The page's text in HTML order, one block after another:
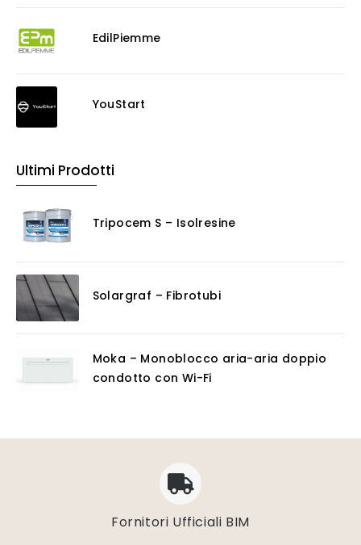
EdilPiemme
YouStart
Ultimi Prodotti
Tripocem S – Isolresine
Solargraf – Fibrotubi
Moka – Monoblocco aria-aria doppio
condotto con Wi-Fi
Fornitori Ufficiali BIM